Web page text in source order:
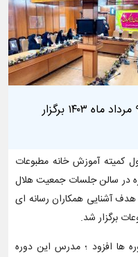
هلال احمر کلانشهر اهواز در تاریخ ۹ مرداد ماه ۱۴۰۳ برگزار
کمیته آموزش خانه مطبوعات
در سالن جلسات جمعیت هلال
هدف آشنایی همکاران رسانه ای
برگزار شد.
ها افزود ؛ مدرس این دوره